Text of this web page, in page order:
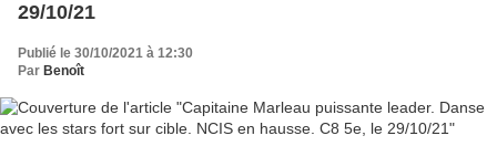
29/10/21
Publié le 30/10/2021 à 12:30
Par Benoît